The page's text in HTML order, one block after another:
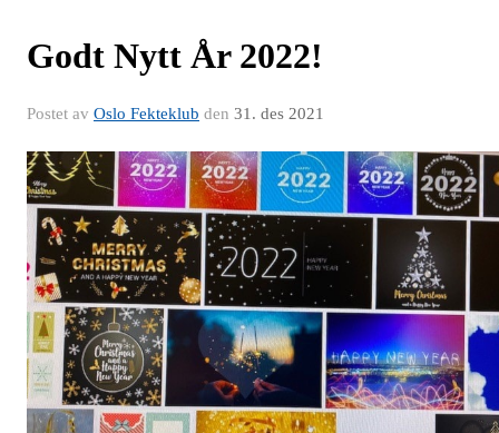
Godt Nytt År 2022!
Postet av Oslo Fekteklub den 31. des 2021